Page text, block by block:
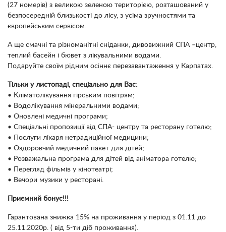
(27 номерів) з великою зеленою територією, розташований у
безпосередній близькості до лісу, з усіма зручностями та
європейським сервісом.
А ще смачні та різноманітні сніданки, дивовижний СПА –центр,
теплий басейн і бювет з лікувальними водами.
Подаруйте своїм рідним осіннє перезавантаження у Карпатах.
Тільки у листопаді, спеціально для Вас:
• Кліматолікування гірським повітрям;
• Водолікування мінеральними водами;
• Оновлені медичні програми;
• Спеціальні пропозиції від СПА- центру та ресторану готелю;
• Послуги лікаря нетрадиційної медицини;
• Оздоровчий медичний пакет для дітей;
• Розважальна програма для дітей від аніматора готелю;
• Перегляд фільмів у кінотеатрі;
• Вечори музики у ресторані.
Приємний бонус!!!
Гарантована знижка 15% на проживання у період з 01.11 до
25.11.2020р. ( від 5-ти діб проживання).